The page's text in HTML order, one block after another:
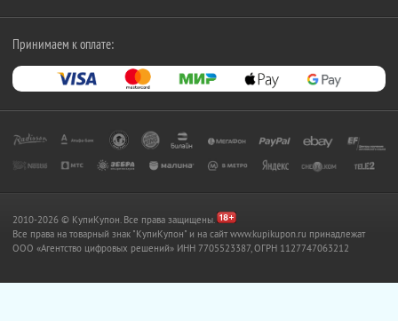
Принимаем к оплате:
2010-2026 © КупиКупон. Все права защищены.
Все права на товарный знак "КупиКупон" и на сайт www.kupikupon.ru принадлежат
OOO «Агентство цифровых решений» ИНН 7705523387, ОГРН 1127747063212